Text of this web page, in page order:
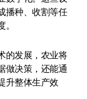
播种、收割等任
的发展，农业将
做决策，还能通
升整体生产效